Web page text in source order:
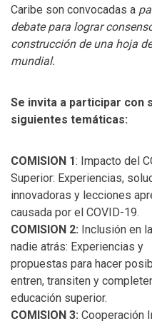
Caribe son convocadas a
debate para lograr
construcción de una hoja
mundial.
Se invita a participar con
siguientes temáticas:
COMISION 1: Impacto del
Superior: Experiencias,
innovadoras y lecciones
causada por el COVID-19.
COMISION 2: Inclusión en
nadie atrás: Experiencias y
propuestas para hacer
entren, transiten y
educación superior.
COMISION 3: Cooperación